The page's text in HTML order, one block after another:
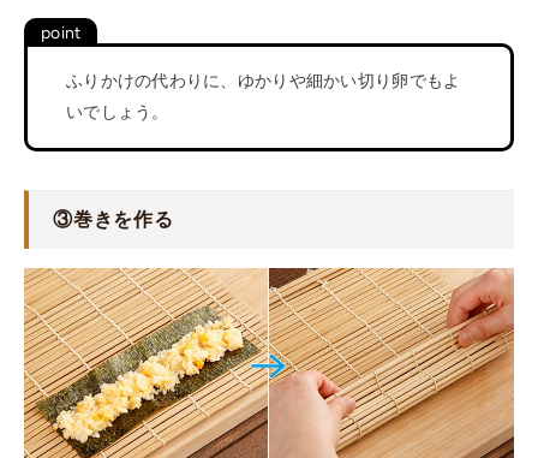
ふりかけの代わりに、ゆかりや細かい切り卵でもよ
いでしょう。
③巻きを作る